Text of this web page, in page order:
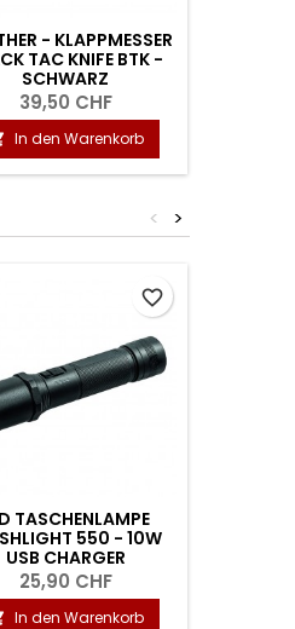
- KLAPPMESSER
TAC KNIFE BTK -
SCHWARZ
39,50 CHF
In den Warenkorb
>
<
TASCHENLAMPE
550 - 10W
USB CHARGER
25,90 CHF
In den Warenkorb
favorite_border